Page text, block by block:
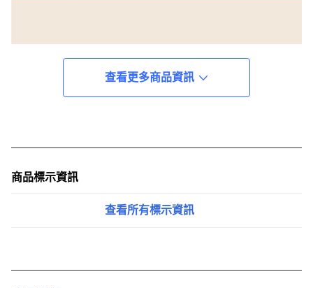
查看更多商品資訊
商品標示資訊
查看所有標示資訊